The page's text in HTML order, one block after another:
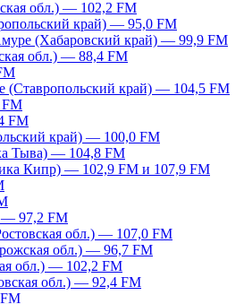
обл.) — 102,2 FM
край) — 95,0 FM
(Хабаровский край) — 99,9 FM
обл.) — 88,4 FM
(Ставропольский край) — 104,5 FM
FM
край) — 100,0 FM
Тыва) — 104,8 FM
Кипр) — 102,9 FM и 107,9 FM
97,2 FM
обл.) — 107,0 FM
обл.) — 96,7 FM
обл.) — 102,2 FM
обл.) — 92,4 FM